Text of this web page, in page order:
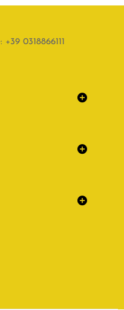
0318866111